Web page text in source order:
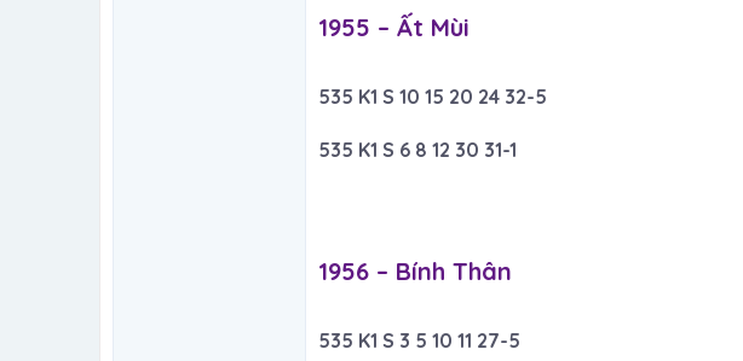
1955 – Ất Mùi​
535 K1 S 10 15 20 24 32-5
535 K1 S 6 8 12 30 31-1
1956 – Bính Thân​
535 K1 S 3 5 10 11 27-5